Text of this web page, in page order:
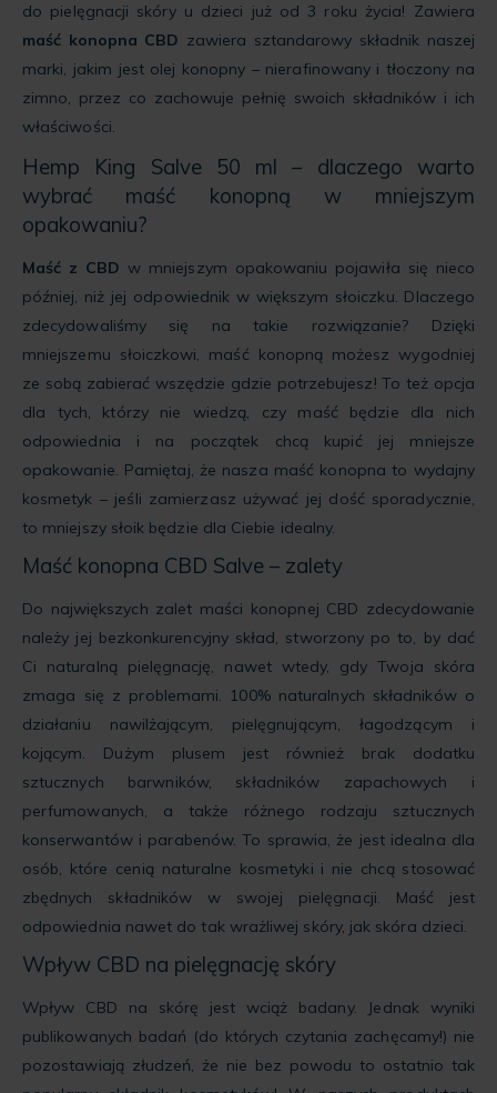
do pielęgnacji skóry u dzieci już od 3 roku życia! Zawiera
maść konopna CBD zawiera sztandarowy składnik naszej
marki, jakim jest olej konopny – nierafinowany i tłoczony na
zimno, przez co zachowuje pełnię swoich składników i ich
właściwości.
Hemp King Salve 50 ml – dlaczego warto
wybrać maść konopną w mniejszym
opakowaniu?
Maść z CBD w mniejszym opakowaniu pojawiła się nieco
później, niż jej odpowiednik w większym słoiczku. Dlaczego
zdecydowaliśmy się na takie rozwiązanie? Dzięki
mniejszemu słoiczkowi, maść konopną możesz wygodniej
ze sobą zabierać wszędzie gdzie potrzebujesz! To też opcja
dla tych, którzy nie wiedzą, czy maść będzie dla nich
odpowiednia i na początek chcą kupić jej mniejsze
opakowanie. Pamiętaj, że nasza maść konopna to wydajny
kosmetyk – jeśli zamierzasz używać jej dość sporadycznie,
to mniejszy słoik będzie dla Ciebie idealny.
Maść konopna CBD Salve – zalety
Do największych zalet maści konopnej CBD zdecydowanie
należy jej bezkonkurencyjny skład, stworzony po to, by dać
Ci naturalną pielęgnację, nawet wtedy, gdy Twoja skóra
zmaga się z problemami. 100% naturalnych składników o
działaniu nawilżającym, pielęgnującym, łagodzącym i
kojącym. Dużym plusem jest również brak dodatku
sztucznych barwników, składników zapachowych i
perfumowanych, a także różnego rodzaju sztucznych
konserwantów i parabenów. To sprawia, że jest idealna dla
osób, które cenią naturalne kosmetyki i nie chcą stosować
zbędnych składników w swojej pielęgnacji. Maść jest
odpowiednia nawet do tak wrażliwej skóry, jak skóra dzieci.
Wpływ CBD na pielęgnację skóry
Wpływ CBD na skórę jest wciąż badany. Jednak wyniki
publikowanych badań (do których czytania zachęcamy!) nie
pozostawiają złudzeń, że nie bez powodu to ostatnio tak